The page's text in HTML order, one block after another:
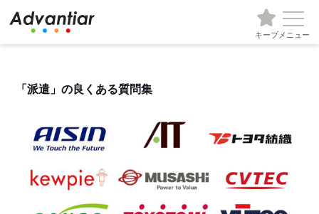
キープメニュー
「派遣」の良くある質問集